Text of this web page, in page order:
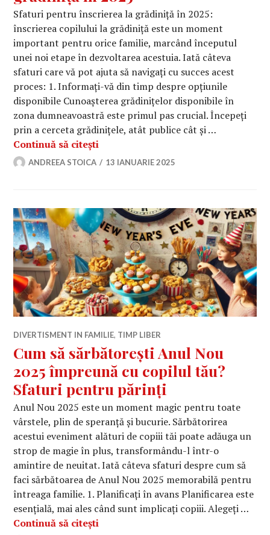
Sfaturi pentru înscrierea la grădiniță în 2025:
înscrierea copilului la grădiniță este un moment
important pentru orice familie, marcând începutul
unei noi etape în dezvoltarea acestuia. Iată câteva
sfaturi care vă pot ajuta să navigați cu succes acest
proces: 1. Informați-vă din timp despre opțiunile
disponibile Cunoașterea grădinițelor disponibile în
zona dumneavoastră este primul pas crucial. Începeți
prin a cerceta grădinițele, atât publice cât și …
Continuă să citești
ANDREEA STOICA 13 IANUARIE 2025
DIVERTISMENT IN FAMILIE, TIMP LIBER
Cum să sărbătorești Anul Nou
2025 împreună cu copilul tău?
Sfaturi pentru părinți
Anul Nou 2025 este un moment magic pentru toate
vârstele, plin de speranță și bucurie. Sărbătorirea
acestui eveniment alături de copiii tăi poate adăuga un
strop de magie în plus, transformându-l într-o
amintire de neuitat. Iată câteva sfaturi despre cum să
faci sărbătoarea de Anul Nou 2025 memorabilă pentru
întreaga familie. 1. Planificați în avans Planificarea este
esențială, mai ales când sunt implicați copiii. Alegeți …
Continuă să citești